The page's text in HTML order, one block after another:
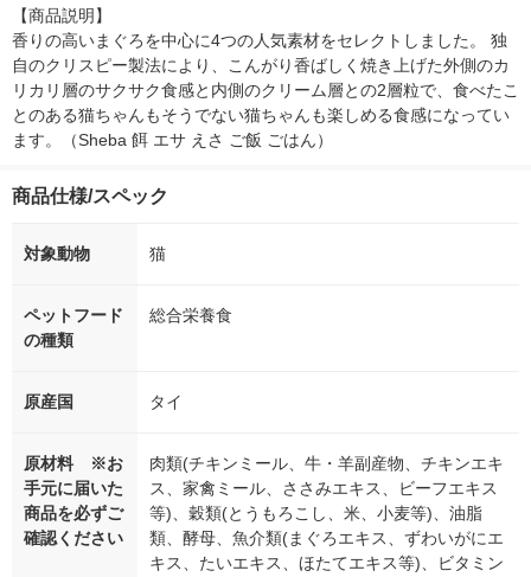
【商品説明】
香りの高いまぐろを中心に4つの人気素材をセレクトしました。 独
自のクリスピー製法により、こんがり香ばしく焼き上げた外側のカ
リカリ層のサクサク食感と内側のクリーム層との2層粒で、食べたこ
とのある猫ちゃんもそうでない猫ちゃんも楽しめる食感になってい
ます。（Sheba 餌 エサ えさ ご飯 ごはん）
商品仕様/スペック
対象動物 猫
ペットフード
の種類
総合栄養食
原産国 タイ
原材料 ※お
手元に届いた
商品を必ずご
確認ください
肉類(チキンミール、牛・羊副産物、チキンエキ
ス、家禽ミール、ささみエキス、ビーフエキス
等)、穀類(とうもろこし、米、小麦等)、油脂
類、酵母、魚介類(まぐろエキス、ずわいがにエ
キス、たいエキス、ほたてエキス等)、ビタミン